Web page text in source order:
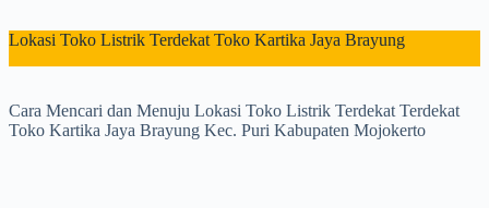
Lokasi Toko Listrik Terdekat Toko Kartika Jaya Brayung
Cara Mencari dan Menuju Lokasi Toko Listrik Terdekat Terdekat
Toko Kartika Jaya Brayung Kec. Puri Kabupaten Mojokerto